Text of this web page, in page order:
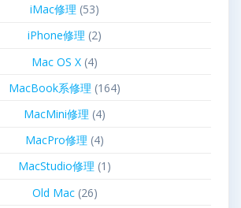
iMac修理 (53)
iPhone修理 (2)
Mac OS X (4)
MacBook系修理 (164)
MacMini修理 (4)
MacPro修理 (4)
MacStudio修理 (1)
Old Mac(26)